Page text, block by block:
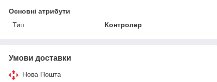
Основні атрибути
Тип
Контролер
Умови доставки
Нова Пошта